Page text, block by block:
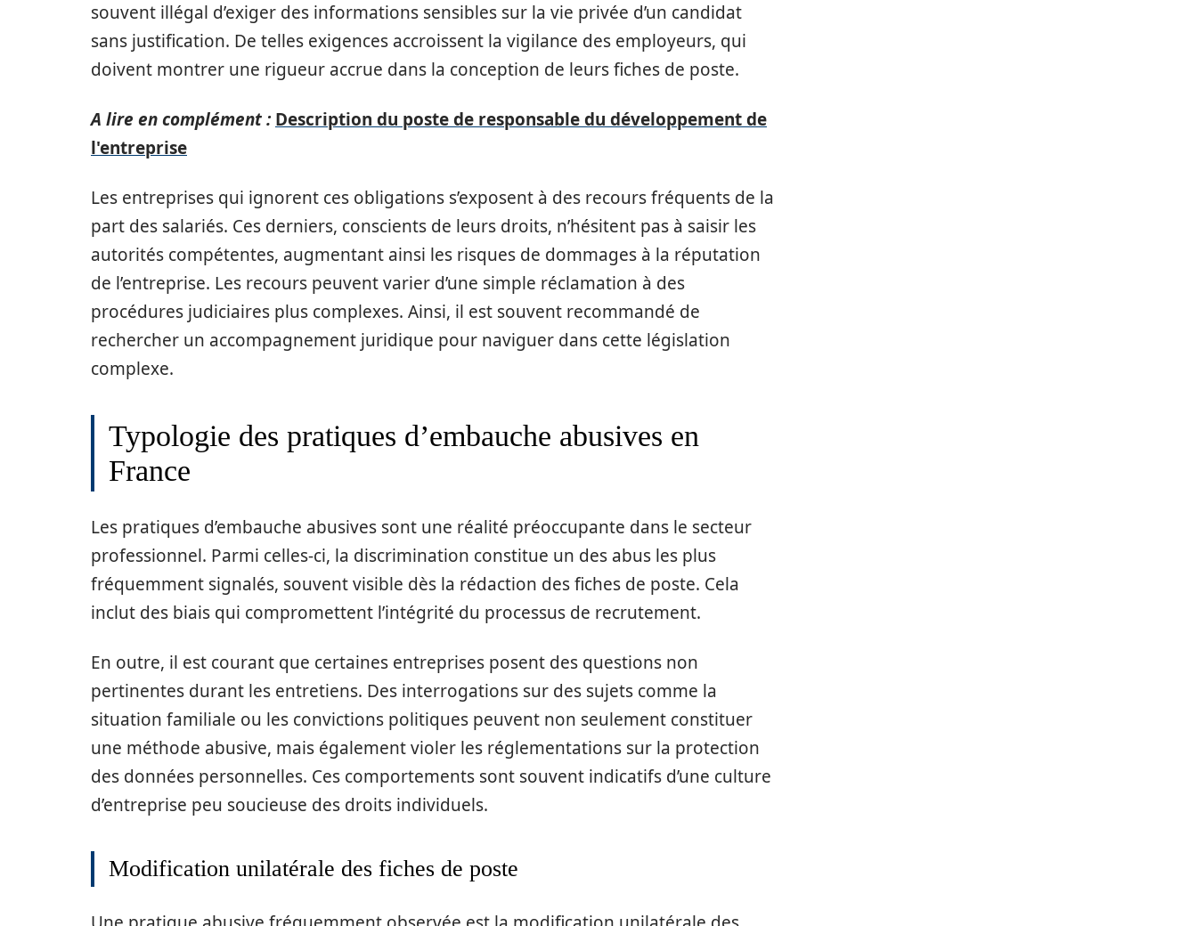
souvent illégal d’exiger des informations sensibles sur la vie privée d’un candidat
sans justification. De telles exigences accroissent la vigilance des employeurs, qui
doivent montrer une rigueur accrue dans la conception de leurs fiches de poste.
A lire en complément : Description du poste de responsable du développement de
l'entreprise
Les entreprises qui ignorent ces obligations s’exposent à des recours fréquents de la
part des salariés. Ces derniers, conscients de leurs droits, n’hésitent pas à saisir les
autorités compétentes, augmentant ainsi les risques de dommages à la réputation
de l’entreprise. Les recours peuvent varier d’une simple réclamation à des
procédures judiciaires plus complexes. Ainsi, il est souvent recommandé de
rechercher un accompagnement juridique pour naviguer dans cette législation
complexe.
Typologie des pratiques d’embauche abusives en
France
Les pratiques d’embauche abusives sont une réalité préoccupante dans le secteur
professionnel. Parmi celles-ci, la discrimination constitue un des abus les plus
fréquemment signalés, souvent visible dès la rédaction des fiches de poste. Cela
inclut des biais qui compromettent l’intégrité du processus de recrutement.
En outre, il est courant que certaines entreprises posent des questions non
pertinentes durant les entretiens. Des interrogations sur des sujets comme la
situation familiale ou les convictions politiques peuvent non seulement constituer
une méthode abusive, mais également violer les réglementations sur la protection
des données personnelles. Ces comportements sont souvent indicatifs d’une culture
d’entreprise peu soucieuse des droits individuels.
Modification unilatérale des fiches de poste